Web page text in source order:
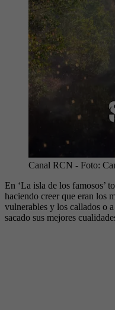
Canal RCN - Foto:
En ‘La isla de los famosos’
haciendo creer que eran los
vulnerables y los callados o
sacado sus mejores